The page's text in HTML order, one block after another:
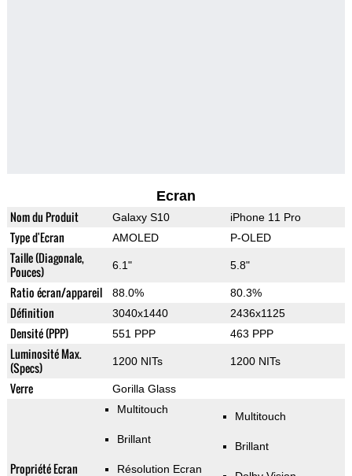
Ecran
Nom du Produit Galaxy S10 iPhone 11 Pro
Type d'Ecran AMOLED P-OLED
Taille (Diagonale,
Pouces)
6.1" 5.8"
Ratio écran/appareil 88.0% 80.3%
Définition 3040x1440 2436x1125
Densité (PPP) 551 PPP 463 PPP
Luminosité Max.
(Specs)
1200 NITs 1200 NITs
Verre Gorilla Glass
Propriété Ecran
Multitouch
Brillant
Résolution Ecran
Multitouch
Brillant